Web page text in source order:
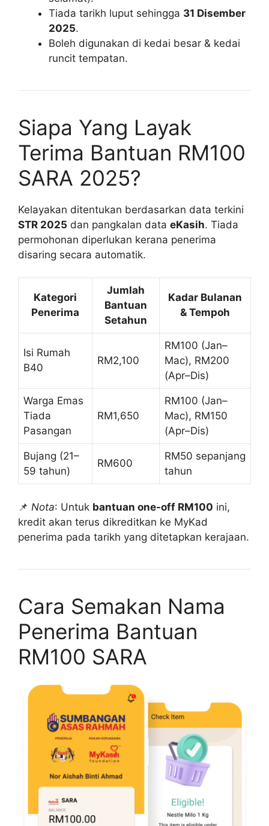
Tiada tarikh luput sehingga 31 Disember
2025.
Boleh digunakan di kedai besar & kedai
runcit tempatan.
Siapa Yang Layak
Terima Bantuan RM100
SARA 2025?
Kelayakan ditentukan berdasarkan data terkini
STR 2025 dan pangkalan data eKasih. Tiada
permohonan diperlukan kerana penerima
disaring secara automatik.
Kategori
Penerima
Jumlah
Bantuan
Setahun
Kadar Bulanan
& Tempoh
Isi Rumah
B40
RM2,100
RM100 (Jan–
Mac), RM200
(Apr–Dis)
Warga Emas
Tiada
Pasangan
RM1,650
RM100 (Jan–
Mac), RM150
(Apr–Dis)
Bujang (21–
59 tahun)
RM600
RM50 sepanjang
tahun
📌 Nota: Untuk bantuan one-off RM100 ini,
kredit akan terus dikreditkan ke MyKad
penerima pada tarikh yang ditetapkan kerajaan.
Cara Semakan Nama
Penerima Bantuan
RM100 SARA